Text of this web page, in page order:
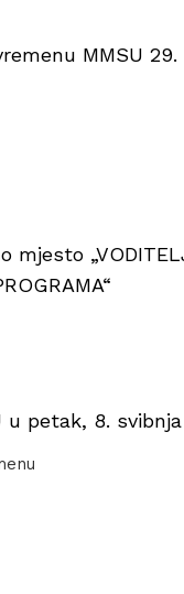
MMSU 29.
mjesto
u petak, 8. svibnja